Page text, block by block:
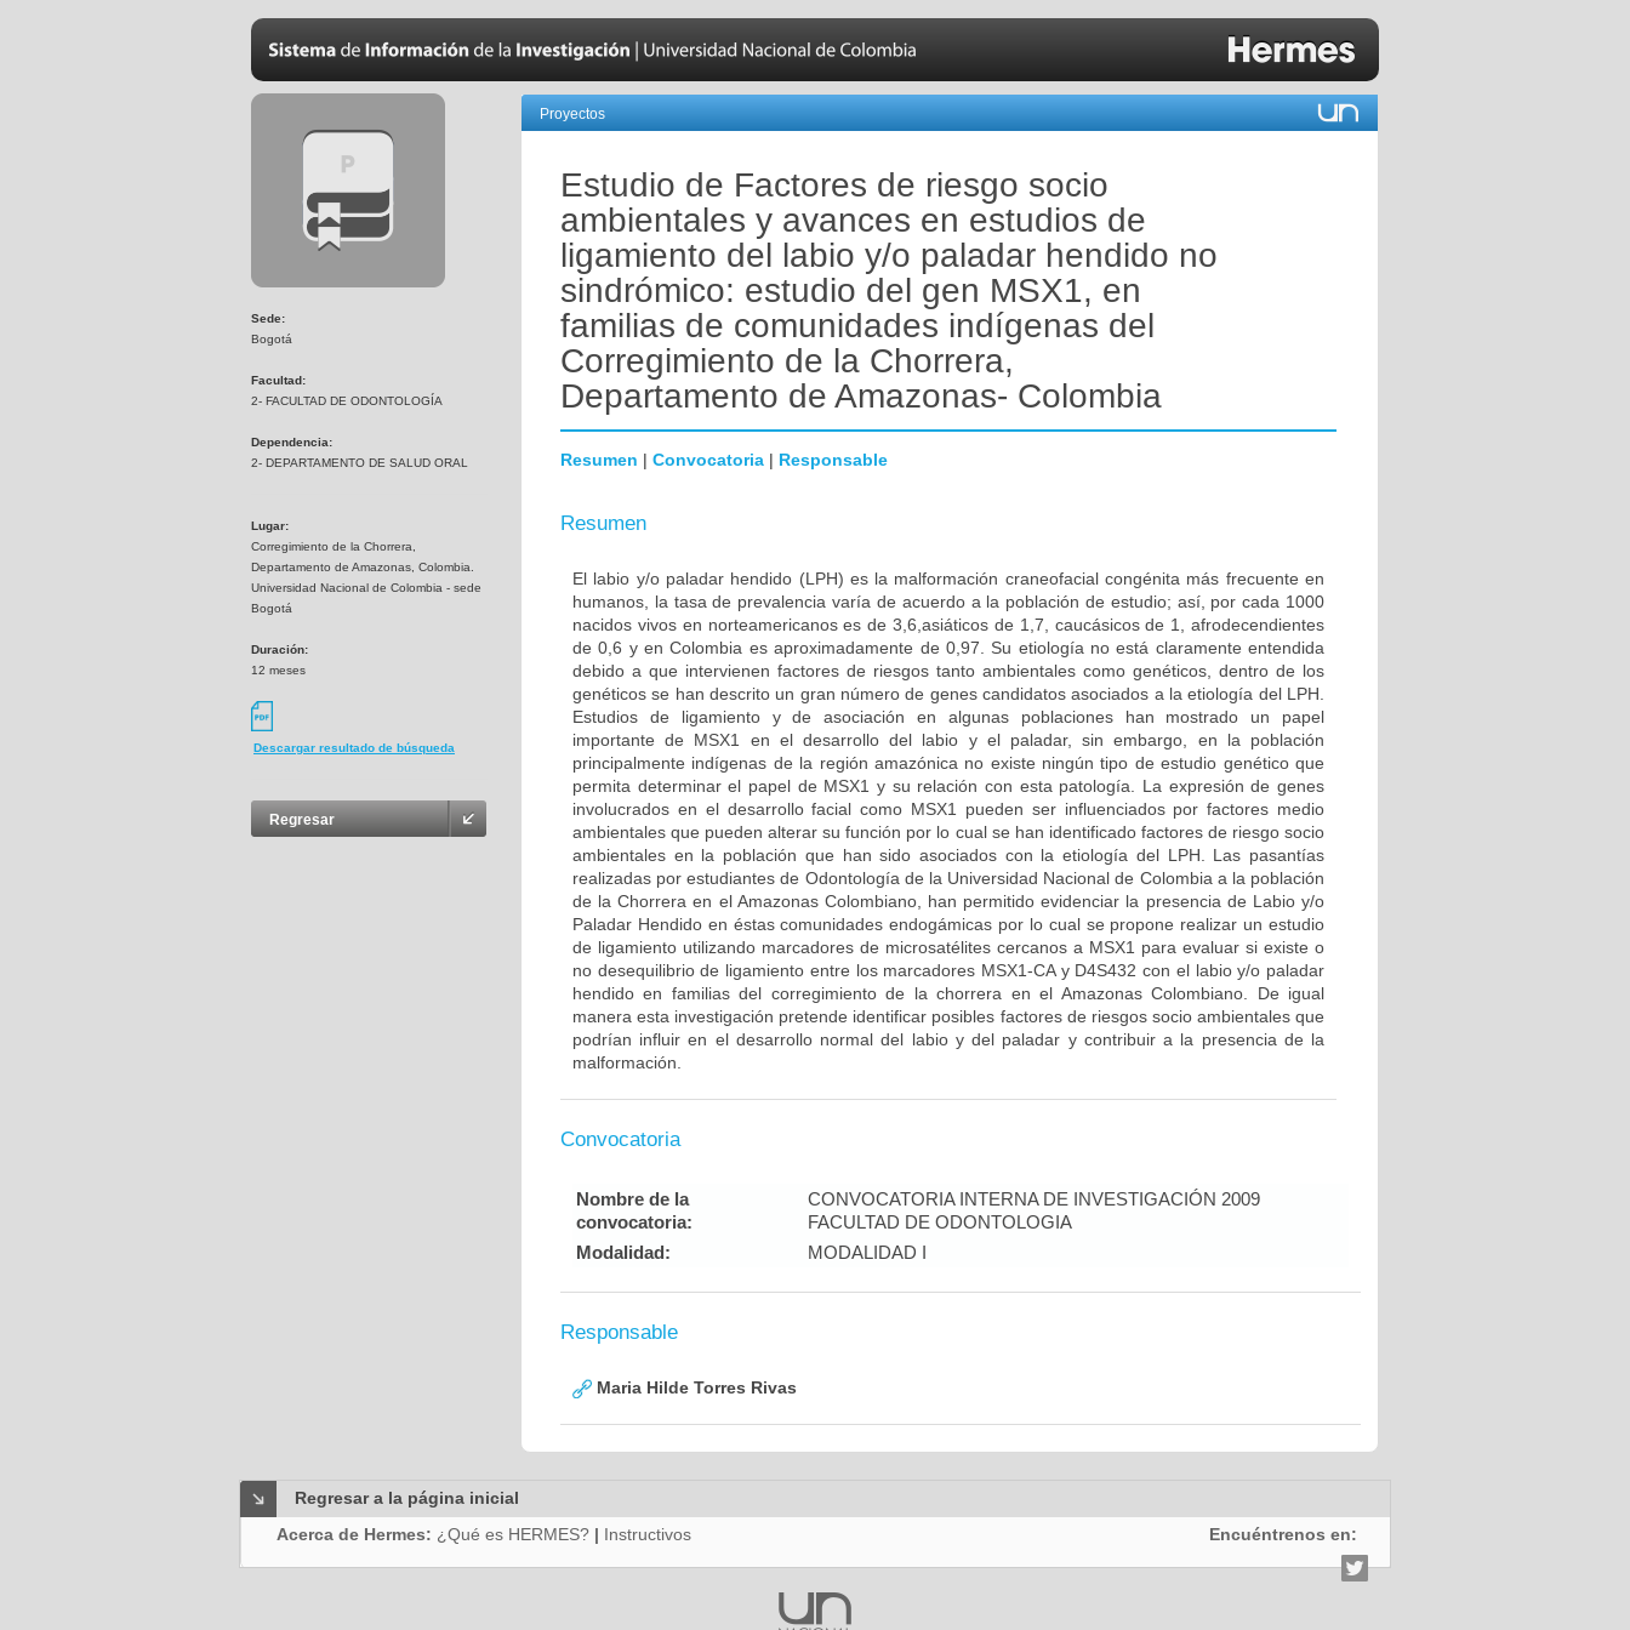
Sede:
Bogotá
Facultad:
2- FACULTAD DE ODONTOLOGÍA
Dependencia:
2- DEPARTAMENTO DE SALUD ORAL
Lugar:
Corregimiento de la Chorrera,
Departamento de Amazonas, Colombia.
Universidad Nacional de Colombia - sede
Bogotá
Duración:
12 meses
Descargar resultado de búsqueda
Regresar
Proyectos
Estudio de Factores de riesgo socio
ambientales y avances en estudios de
ligamiento del labio y/o paladar hendido no
sindrómico: estudio del gen MSX1, en
familias de comunidades indígenas del
Corregimiento de la Chorrera,
Departamento de Amazonas- Colombia
Resumen | Convocatoria | Responsable
Resumen
El labio y/o paladar hendido (LPH) es la malformación craneofacial congénita más frecuente en
humanos, la tasa de prevalencia varía de acuerdo a la población de estudio; así, por cada 1000
nacidos vivos en norteamericanos es de 3,6,asiáticos de 1,7, caucásicos de 1, afrodecendientes
de 0,6 y en Colombia es aproximadamente de 0,97. Su etiología no está claramente entendida
debido a que intervienen factores de riesgos tanto ambientales como genéticos, dentro de los
genéticos se han descrito un gran número de genes candidatos asociados a la etiología del LPH.
Estudios de ligamiento y de asociación en algunas poblaciones han mostrado un papel
importante de MSX1 en el desarrollo del labio y el paladar, sin embargo, en la población
principalmente indígenas de la región amazónica no existe ningún tipo de estudio genético que
permita determinar el papel de MSX1 y su relación con esta patología. La expresión de genes
involucrados en el desarrollo facial como MSX1 pueden ser influenciados por factores medio
ambientales que pueden alterar su función por lo cual se han identificado factores de riesgo socio
ambientales en la población que han sido asociados con la etiología del LPH. Las pasantías
realizadas por estudiantes de Odontología de la Universidad Nacional de Colombia a la población
de la Chorrera en el Amazonas Colombiano, han permitido evidenciar la presencia de Labio y/o
Paladar Hendido en éstas comunidades endogámicas por lo cual se propone realizar un estudio
de ligamiento utilizando marcadores de microsatélites cercanos a MSX1 para evaluar si existe o
no desequilibrio de ligamiento entre los marcadores MSX1-CA y D4S432 con el labio y/o paladar
hendido en familias del corregimiento de la chorrera en el Amazonas Colombiano. De igual
manera esta investigación pretende identificar posibles factores de riesgos socio ambientales que
podrían influir en el desarrollo normal del labio y del paladar y contribuir a la presencia de la
malformación.
Convocatoria
Nombre de la
convocatoria:
CONVOCATORIA INTERNA DE INVESTIGACIÓN 2009
FACULTAD DE ODONTOLOGIA
Modalidad:
MODALIDAD I
Responsable
Maria Hilde Torres Rivas
Regresar a la página inicial
Acerca de Hermes: ¿Qué es HERMES? | Instructivos Encuéntrenos en: